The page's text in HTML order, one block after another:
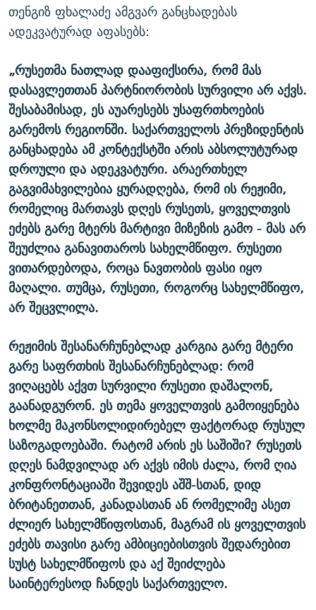
თენგიზ ფხალაძე ამგვარ განცხადებას
ადეკვატურად აფასებს:
„რუსეთმა ნათლად დააფიქსირა, რომ მას
დასავლეთთან პარტნიორობის სურვილი არ აქვს.
შესაბამისად, ეს აუარესებს უსაფრთხოების
გარემოს რეგიონში. საქართველოს პრეზიდენტის
განცხადება ამ კონტექსტში არის აბსოლუტურად
დროული და ადეკვატური. არაერთხელ
გაგვიმახვილებია ყურადღება, რომ ის რეჟიმი,
რომელიც მართავს დღეს რუსეთს, ყოველთვის
ეძებს გარე მტერს მარტივი მიზეზის გამო - მას არ
შეუძლია განავითაროს სახელმწიფო. რუსეთი
ვითარდებოდა, როცა ნავთობის ფასი იყო
მაღალი. თუმცა, რუსეთი, როგორც სახელმწიფო,
არ შეცვლილა.
რეჟიმის შესანარჩუნებლად კარგია გარე მტერი
გარე საფრთხის შესანარჩუნებლად: რომ
ვიღაცებს აქვთ სურვილი რუსეთი დაშალონ,
გაანადგურონ. ეს თემა ყოველთვის გამოიყენება
ხოლმე მაკონსოლიდირებელ ფაქტორად რუსულ
საზოგადოებაში. რატომ არის ეს საშიში? რუსეთს
დღეს ნამდვილად არ აქვს იმის ძალა, რომ ღია
კონფრონტაციაში შევიდეს აშშ-სთან, დიდ
ბრიტანეთთან, კანადასთან ან რომელიმე ასეთ
ძლიერ სახელმწიფოსთან, მაგრამ ის ყოველთვის
ეძებს თავისი გარე ამბიციებისთვის შედარებით
სუსტ სახელმწიფოს და აქ შეიძლება
საინტერესოდ ჩანდეს საქართველო.